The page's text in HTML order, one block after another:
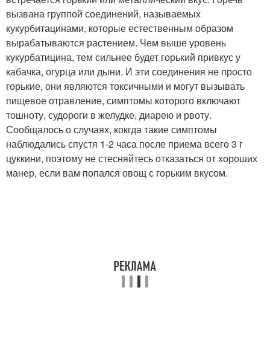
вызвана группой соединений, называемых
кукурбитацинами, которые естественным образом
вырабатываются растением. Чем выше уровень
кукурбатицина, тем сильнее будет горький привкус у
кабачка, огурца или дыни. И эти соединения не просто
горькие, они являются токсичными и могут вызывать
пищевое отравление, симптомы которого включают
тошноту, судороги в желудке, диарею и рвоту.
Сообщалось о случаях, кокгда такие симптомы
наблюдались спустя 1-2 часа после приема всего 3 г
цуккини, поэтому не стесняйтесь отказаться от хороших
манер, если вам попался овощ с горьким вкусом.